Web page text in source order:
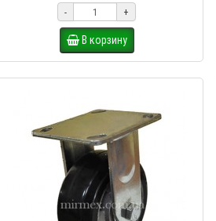
- +
В корзину